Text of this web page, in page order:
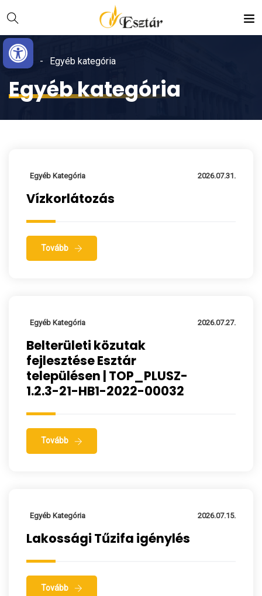
Eszköztár megnyitása
Content
navigációhoz
Home
Egyéb kategória
Egyéb kategória
Egyéb Kategória 2026.07.31.
Vízkorlátozás
Tovább
Egyéb Kategória 2026.07.27.
Belterületi közutak
fejlesztése Esztár
településen | TOP_PLUSZ-
1.2.3-21-HB1-2022-00032
Tovább
Egyéb Kategória 2026.07.15.
Lakossági Tűzifa igénylés
Tovább